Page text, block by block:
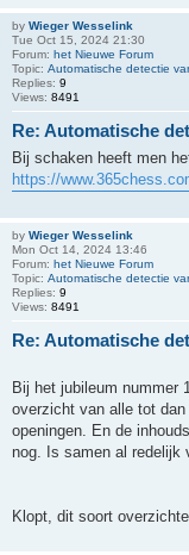
by Wieger Wesselink
Tue Oct 15, 2024 21:30
Forum: het Nieuwe Forum
Topic: Automatische detectie
Replies: 9
Views: 8491
Re: Automatische
Bij schaken heeft men
https://
by Wieger Wesselink
Mon Oct 14, 2024 13:46
Forum: het Nieuwe Forum
Topic: Automatische detectie
Replies: 9
Views: 8491
Re: Automatische
Bij het jubileum nummer
overzicht van alle tot
openingen. En de
nog. Is samen al redelijk
Klopt, dit soort